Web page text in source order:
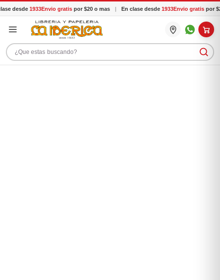
desde1933Envio gratispor $20 o mas En clase desde1933Envio gratispor
Buscar productos